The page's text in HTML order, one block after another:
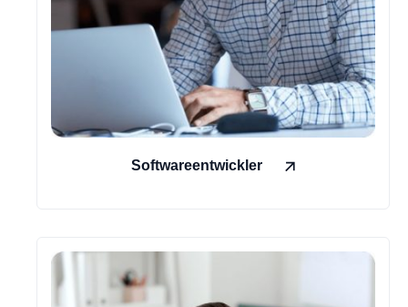
Softwareentwickler